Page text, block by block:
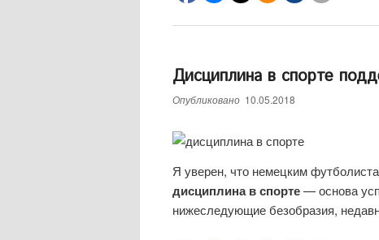
Дисциплина в спорте
Опубликовано 10.05.2018
Я уверен, что немецким
дисциплина в спорте— основа
нижеследующие безобразия,